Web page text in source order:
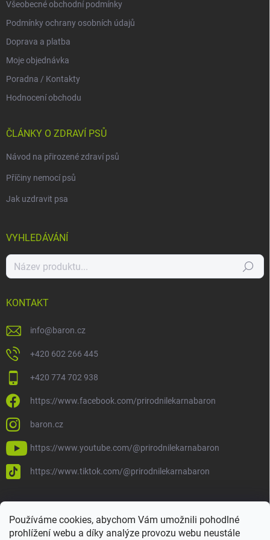
Používáme cookies, abychom Vám umožnili pohodlné
prohlížení webu a díky analýze provozu webu neustále
Všeobecné obchodní podmínky
Podmínky ochrany osobních údajů
Doprava a platba
Moje objednávka
Poradna / Kontakty
Hodnocení obchodu
ČLÁNKY O ZDRAVÍ PSŮ
Návod na přirozené zdraví psů
Příčiny nemocí psů
Jak uzdravit psa
VYHLEDÁVÁNÍ
Hledat
KONTAKT
info@baron.cz
+420 602 266 445
+420 774 702 938
https://www.facebook.com/prirodnilekarnabaron
baron.cz
https://www.youtube.com/@prirodnilekarnabaron
https://www.tiktok.com/@prirodnilekarnabaron